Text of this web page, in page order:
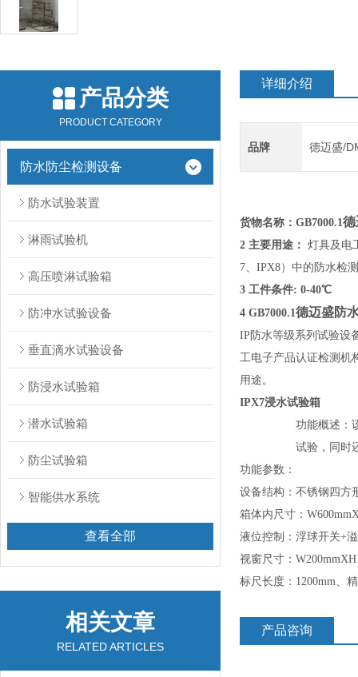
产品分类
PRODUCT CATEGORY
防水防尘检测设备
防水试验装置
淋雨试验机
高压喷淋试验箱
防冲水试验设备
垂直滴水试验设备
防浸水试验箱
潜水试验箱
防尘试验箱
智能供水系统
查看全部
相关文章
RELATED ARTICLES
详细介绍
品牌 德迈盛/
货物名称： GB7000.1德
2 主要用途： 灯具及电
7、 IPX8）中的防水检
3 工件条件: 0-40℃
4 GB7000.1德迈盛防
IP防水等级系列试验设
工电子产品认证检测机
用途。
IPX7浸水试验箱
功能概述：
试验，同时
功能参数：
设备结构：不锈钢四方
箱体内尺寸：
液位控制：浮球开关+
视窗尺寸：
标尺长度：1200mm、
产品咨询